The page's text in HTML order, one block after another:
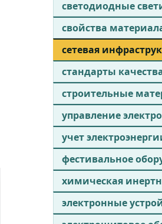
светодиодные
свойства
сетевая
стандарты
строительные
управление
учет
фестивальное
химическая
электронные